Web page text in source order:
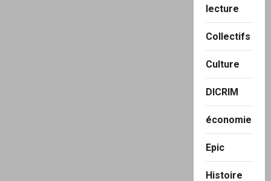
lecture
Collectifs
Culture
DICRIM
économie
Epic
Histoire